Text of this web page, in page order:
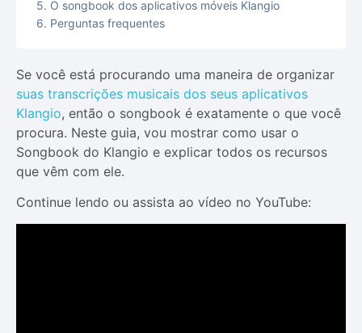
O songbook dos aplicativos móveis Klangio
Perguntas frequentes
Se você está procurando uma maneira de organizar
suas transcrições musicais dos seus aplicativos
Klangio, então o songbook é exatamente o que você
procura. Neste guia, vou mostrar como usar o
Songbook do Klangio e explicar todos os recursos
que vêm com ele.
Continue lendo ou assista ao vídeo no YouTube: